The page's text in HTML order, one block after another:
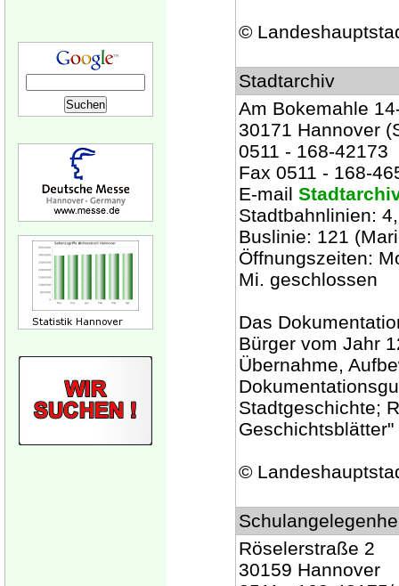
©
Stadtarchiv
Am Bokemahle
30171 Hannover
0511 - 168-42173
Fax 0511 - 168-
E-mail
Stadtbahnlinien:
Buslinie: 121
Öffnungszeiten:
Mi. geschlossen
Das
Bürger vom Jahr
Übernahme,
Stadtgeschichte;
©
Röselerstraße 2
30159 Hannover